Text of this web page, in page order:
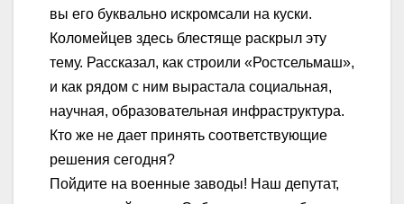
вы его буквально искромсали на куски.
Коломейцев здесь блестяще раскрыл эту
тему. Рассказал, как строили «Ростсельмаш»,
и как рядом с ним вырастала социальная,
научная, образовательная инфраструктура.
Кто же не дает принять соответствующие
решения сегодня?
Пойдите на военные заводы! Наш депутат,